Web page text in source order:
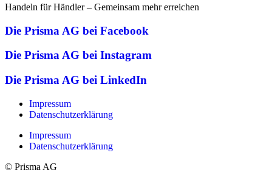
Handeln für Händler – Gemeinsam mehr erreichen
Die Prisma AG bei Facebook
Die Prisma AG bei Instagram
Die Prisma AG bei LinkedIn
Impressum
Datenschutzerklärung
Impressum
Datenschutzerklärung
© Prisma AG